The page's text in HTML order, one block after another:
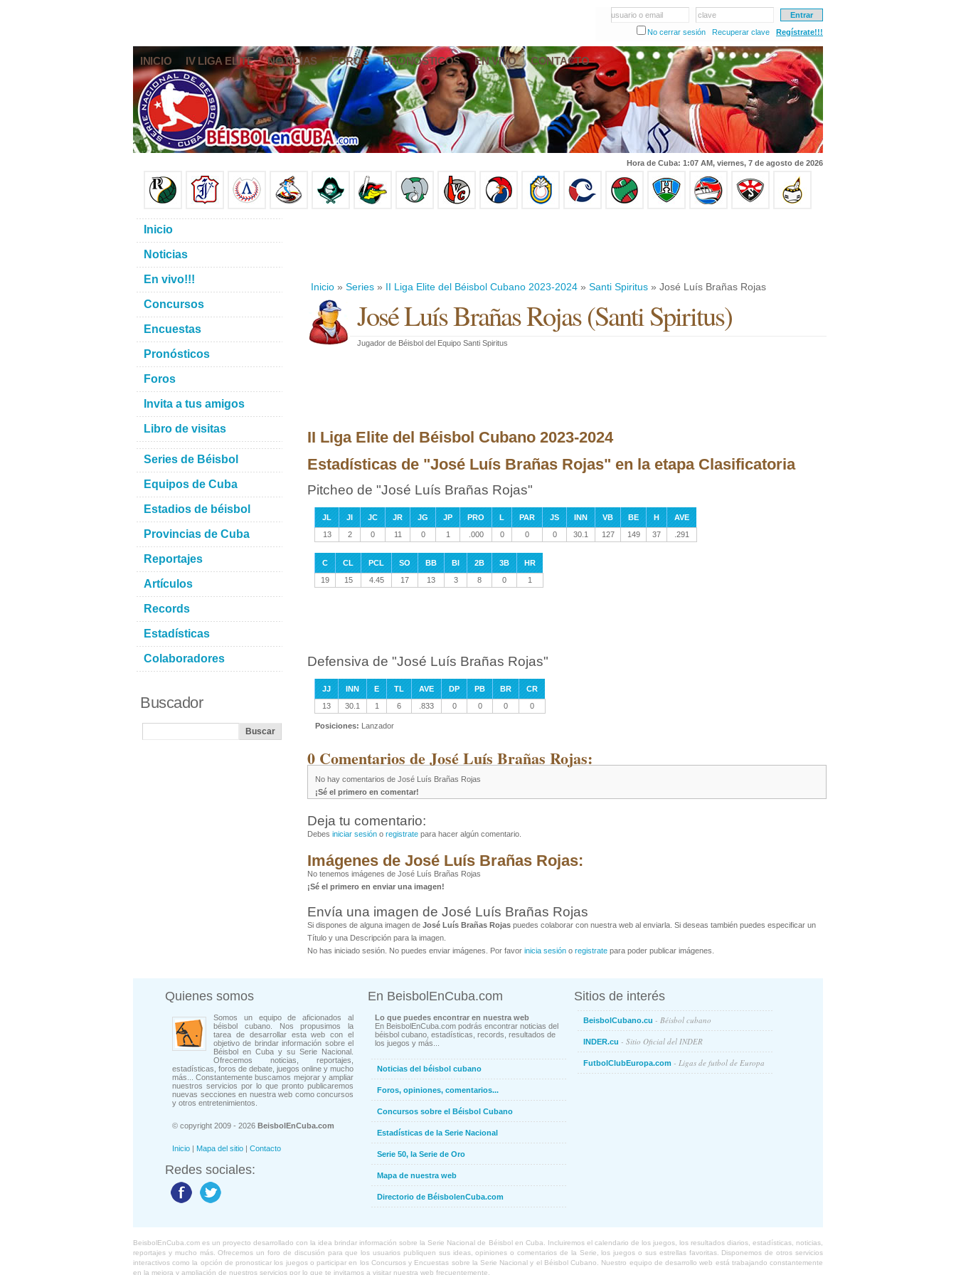
usuario o email
clave
No cerrar sesión
Recuperar clave Regístrate!!!
INICIO IV LIGA ELITE NOTICIAS FOROS PRONÓSTICOS EN VIVO CONTACTO
Hora de Cuba: 1:07 AM, viernes, 7 de agosto de 2026
Inicio » Series » II Liga Elite del Béisbol Cubano 2023-2024 » Santi Spiritus » José Luís Brañas Rojas
José Luís Brañas Rojas(Santi Spiritus)
Jugador de Béisbol del Equipo Santi Spiritus
II Liga Elite del Béisbol Cubano 2023-2024
Estadísticas de "José Luís Brañas Rojas" en la etapa Clasificatoria
Pitcheo de "José Luís Brañas Rojas"
JL JI JC JR JG JP PRO L PAR JS INN VB BE H
AVE
13
2 0 11 0 1 .000 0 0 0 30.1 127 149 37 .291
C CL PCL SO BB BI 2B 3B
HR
19
15 4.45 17 13 3 8 0 1
Defensiva de "José Luís Brañas Rojas"
JJ INN E TL AVE DP PB BR
CR
13
30.1 1 6 .833 0 0 0 0
Posiciones: Lanzador
0 Comentarios de José Luís Brañas Rojas:
No hay comentarios de José Luís Brañas Rojas
¡Sé el primero en comentar!
Deja tu comentario:
Debes iniciar sesión o registrate para hacer algún comentario.
Imágenes de José Luís Brañas Rojas:
No tenemos imágenes de José Luís Brañas Rojas
¡Sé el primero en enviar una imagen!
Envía una imagen de José Luís Brañas Rojas
Si dispones de alguna imagen de José Luís Brañas Rojas puedes colaborar con nuestra web al enviarla. Si deseas también puedes especificar un
Título y una Descripción para la imagen.
No has iniciado sesión. No puedes enviar imágenes. Por favor inicia sesión o registrate para poder publicar imágenes.
Inicio
Noticias
En vivo!!!
Concursos
Encuestas
Pronósticos
Foros
Invita a tus amigos
Libro de visitas
Series de Béisbol
Equipos de Cuba
Estadios de béisbol
Provincias de Cuba
Reportajes
Artículos
Records
Estadísticas
Colaboradores
Buscador
Quienes somos
Somos un equipo de aficionados al
béisbol cubano. Nos propusimos la
tarea de desarrollar esta web con el
objetivo de brindar información sobre el
Béisbol en Cuba y su Serie Nacional.
Ofrecemos noticias, reportajes,
estadísticas, foros de debate, juegos online y mucho
más... Constantemente buscamos mejorar y ampliar
nuestros servicios por lo que pronto publicaremos
nuevas secciones en nuestra web como concursos
y otros entretenimientos.
© copyright 2009 - 2026 BeisbolEnCuba.com
Inicio | Mapa del sitio | Contacto
Redes sociales:
En BeisbolEnCuba.com
Lo que puedes encontrar en nuestra web
En BeisbolEnCuba.com podrás encontrar noticias del
béisbol cubano, estadísticas, records, resultados de
los juegos y más...
Noticias del béisbol cubano
Foros, opiniones, comentarios...
Concursos sobre el Béisbol Cubano
Estadísticas de la Serie Nacional
Serie 50, la Serie de Oro
Mapa de nuestra web
Directorio de BéisbolenCuba.com
Sitios de interés
BeisbolCubano.cu - Béisbol cubano
INDER.cu - Sitio Oficial del INDER
FutbolClubEuropa.com - Ligas de futbol de Europa
BeisbolEnCuba.com es un proyecto desarrollado con la idea brindar información sobre la Serie Nacional de Béisbol en Cuba. Incluiremos el calendario de los juegos, los resultados diarios, estadísticas, noticias,
reportajes y mucho más. Ofrecemos un foro de discusión para que los usuarios publiquen sus ideas, opiniones o comentarios de la Serie, los juegos o sus estrellas favoritas. Disponemos de otros servicios
interactivos como la opción de pronosticar los juegos o participar en los Concursos y Encuestas sobre la Serie Nacional y el Béisbol Cubano. Nuestro equipo de desarrollo web está trabajando constantemente
en la mejora y ampliación de nuestros servicios por lo que te invitamos a visitar nuestra web frecuentemente.